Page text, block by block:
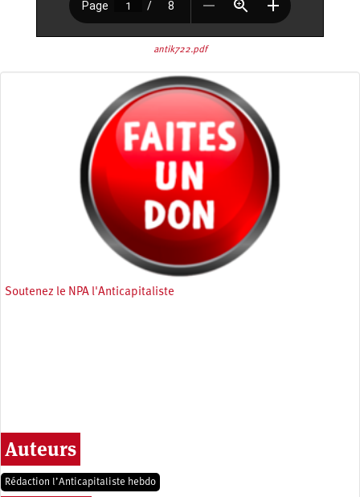
antik722.pdf
Soutenez le NPA l'Anticapitaliste
Auteurs
Rédaction l’Anticapitaliste hebdo